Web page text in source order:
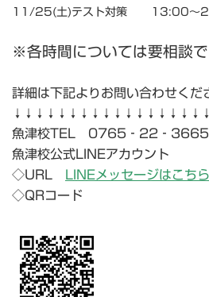
11/25(土)テスト対策 13:00～
※各時間については要相談で
詳細は下記よりお問い合わせくだ
魚津校TEL 0765‐22‐3665
魚津校公式LINEアカウント
◇URL
LINEメッセージはこちら
◇QRコード